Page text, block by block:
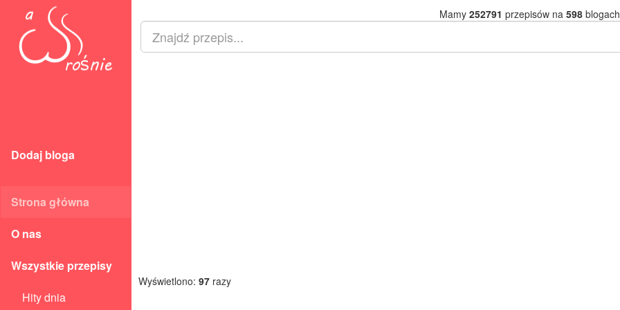
Dodaj bloga
Strona główna
O nas
Wszystkie przepisy
Hity dnia
Mamy 252791 przepisów na 598
Wyświetlono: 97 razy